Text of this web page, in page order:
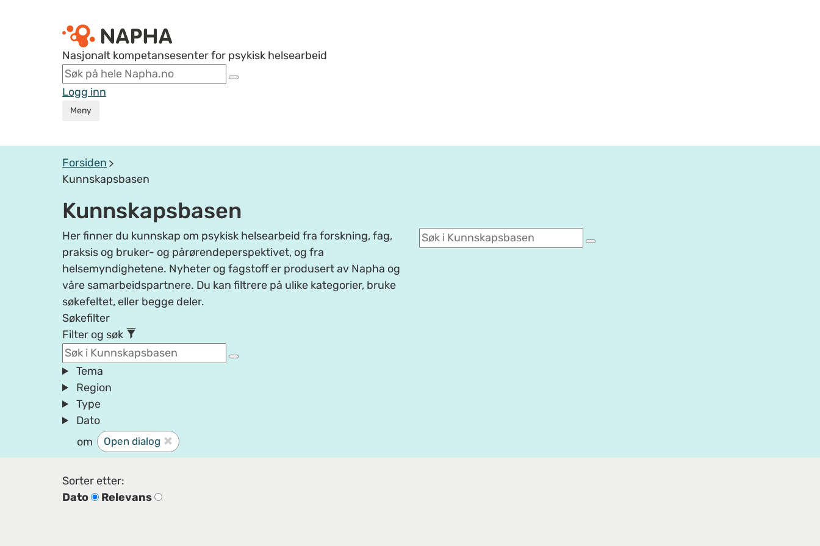
Nasjonalt kompetansesenter for psykisk helsearbeid
Logg inn
Meny
Forsiden
Kunnskapsbasen
Kunnskapsbasen
Her finner du kunnskap om psykisk helsearbeid fra forskning, fag,
praksis og bruker- og pårørendeperspektivet, og fra
helsemyndighetene. Nyheter og fagstoff er produsert av Napha og
våre samarbeidspartnere. Du kan filtrere på ulike kategorier, bruke
søkefeltet, eller begge deler.
Søkefilter
Filter og søk
Tema
Region
Type
Dato
om
Open dialog
Sorter etter:
Dato
Relevans